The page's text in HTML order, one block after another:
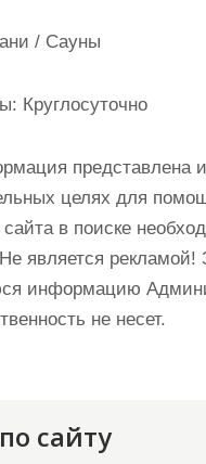
/ Сауны
Круглосуточно
представлена
целях для
сайта в поиске
является рекламой!
информацию
не несет.
сайту